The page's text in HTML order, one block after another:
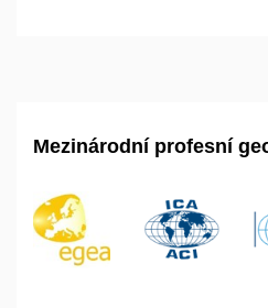
Mezinárodní profesní